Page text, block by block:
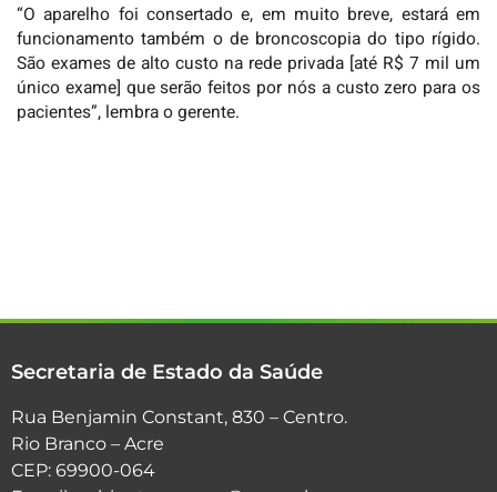
“O aparelho foi consertado e, em muito breve, estará em
funcionamento também o de broncoscopia do tipo rígido.
São exames de alto custo na rede privada [até R$ 7 mil um
único exame] que serão feitos por nós a custo zero para os
pacientes”, lembra o gerente.
Secretaria de Estado da Saúde
Rua Benjamin Constant, 830 – Centro.
Rio Branco – Acre
CEP: 69900-064